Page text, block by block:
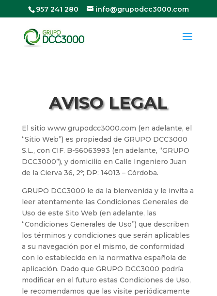
957 241 280 info@grupodcc3000.com
AVISO LEGAL
El sitio www.grupodcc3000.com (en adelante, el
“Sitio Web”) es propiedad de GRUPO DCC3000
S.L., con CIF. B-56063993 (en adelante, “GRUPO
DCC3000”), y domicilio en Calle Ingeniero Juan
de la Cierva 36, 2º; DP: 14013 – Córdoba.
GRUPO DCC3000 le da la bienvenida y le invita a
leer atentamente las Condiciones Generales de
Uso de este Sito Web (en adelante, las
“Condiciones Generales de Uso”) que describen
los términos y condiciones que serán aplicables
a su navegación por el mismo, de conformidad
con lo establecido en la normativa española de
aplicación. Dado que GRUPO DCC3000 podría
modificar en el futuro estas Condiciones de Uso,
le recomendamos que las visite periódicamente